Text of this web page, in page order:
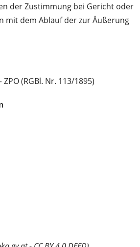
der Zustimmung bei Gericht oder
mit dem Ablauf der zur Äußerung
(RGBl. Nr. 113/1895)